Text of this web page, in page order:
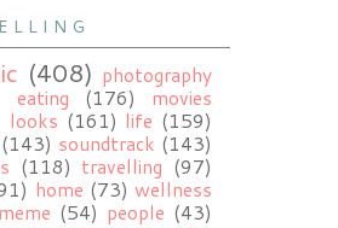
L L I N G
(408) photography
eating (176)
movies
looks (161) life (159)
(143) soundtrack (143)
(118) travelling (97)
home (73) wellness
meme (54) people (43)